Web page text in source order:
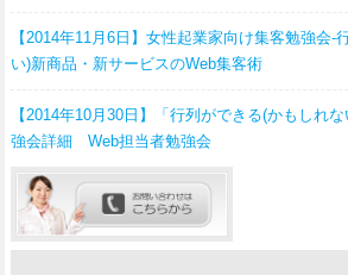
【2014年11月6日】女性起業家向け集客勉強会-
い)新商品・新サービスのWeb集客術
【2014年10月30日】「行列ができる(かもしれ
強会詳細 Web担当者勉強会